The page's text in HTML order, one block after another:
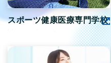
スポーツ健康医療専門学校